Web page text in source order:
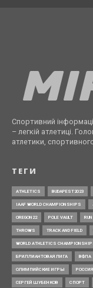
Спортивний
– легкій атлетиці.
атлетики,
ТЕГИ
ATHLETICS BUDAPEST2023
IAAF WORLD CHAMPIONSHIPS
OREGON22 POLE VAULT RUN
THROWS TRACK AND FIELD
WORLD ATHLETICS
БРИЛЛИАНТОВАЯ ЛИГА ВФЛА
ОЛИМПИЙСКИЕ ИГРЫ РОССИЯ
СЕРГЕЙ ШУБЕНКОВ СПОРТ